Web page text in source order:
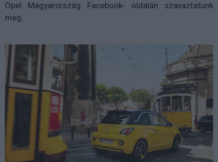
Opel Magyarország Facebook- oldalán szavaztatunk
meg.